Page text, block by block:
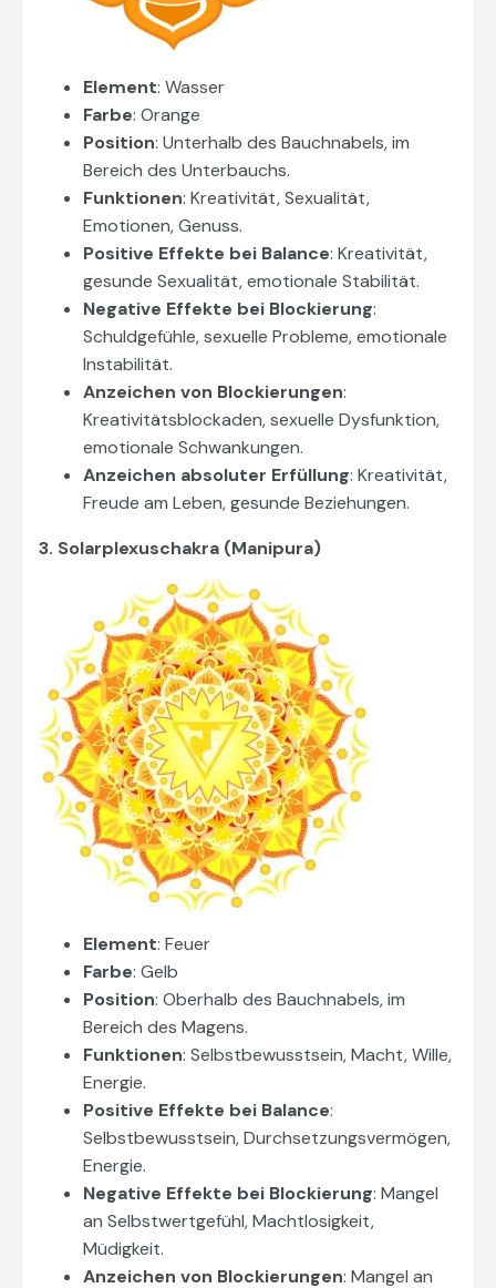
Element: Wasser
Farbe: Orange
Position: Unterhalb des Bauchnabels, im
Bereich des Unterbauchs.
Funktionen: Kreativität, Sexualität,
Emotionen, Genuss.
Positive Effekte bei Balance: Kreativität,
gesunde Sexualität, emotionale Stabilität.
Negative Effekte bei Blockierung:
Schuldgefühle, sexuelle Probleme, emotionale
Instabilität.
Anzeichen von Blockierungen:
Kreativitätsblockaden, sexuelle Dysfunktion,
emotionale Schwankungen.
Anzeichen absoluter Erfüllung: Kreativität,
Freude am Leben, gesunde Beziehungen.
3. Solarplexuschakra (Manipura)
Element: Feuer
Farbe: Gelb
Position: Oberhalb des Bauchnabels, im
Bereich des Magens.
Funktionen: Selbstbewusstsein, Macht, Wille,
Energie.
Positive Effekte bei Balance:
Selbstbewusstsein, Durchsetzungsvermögen,
Energie.
Negative Effekte bei Blockierung: Mangel
an Selbstwertgefühl, Machtlosigkeit,
Müdigkeit.
Anzeichen von Blockierungen: Mangel an